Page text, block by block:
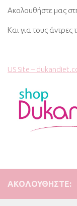
Ακολουθήστε μας
Και για τους
US Site –
ΑΚΟΛΟΥΘΉΣΤΕ: